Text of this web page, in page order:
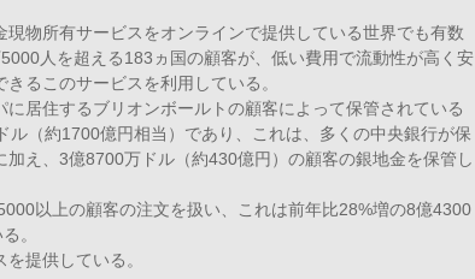
物所有サービスをオンラインで提供している世界でも有数
人を超える183ヵ国の顧客が、低い費用で流動性が高く安
るこのサービスを利用している。
居住するブリオンボールトの顧客によって保管されている
ル（約1700億円相当）であり、これは、多くの中央銀行が保
え、3億8700万ドル（約430億円）の顧客の銀地金を保管し
以上の顧客の注文を扱い、これは前年比28%増の8億4300
。
提供している。